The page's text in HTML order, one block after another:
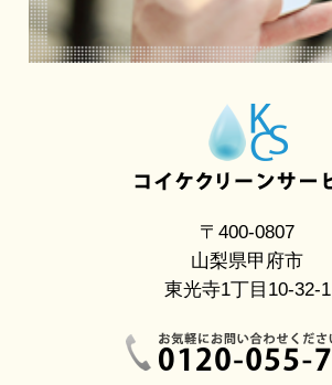
〒400-0807
山梨県甲府市
東光寺1丁目10-32-1